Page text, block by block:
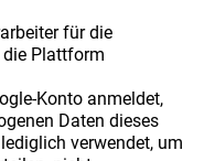
für die
die Plattform
Konto anmeldet,
Daten dieses
verwendet, um